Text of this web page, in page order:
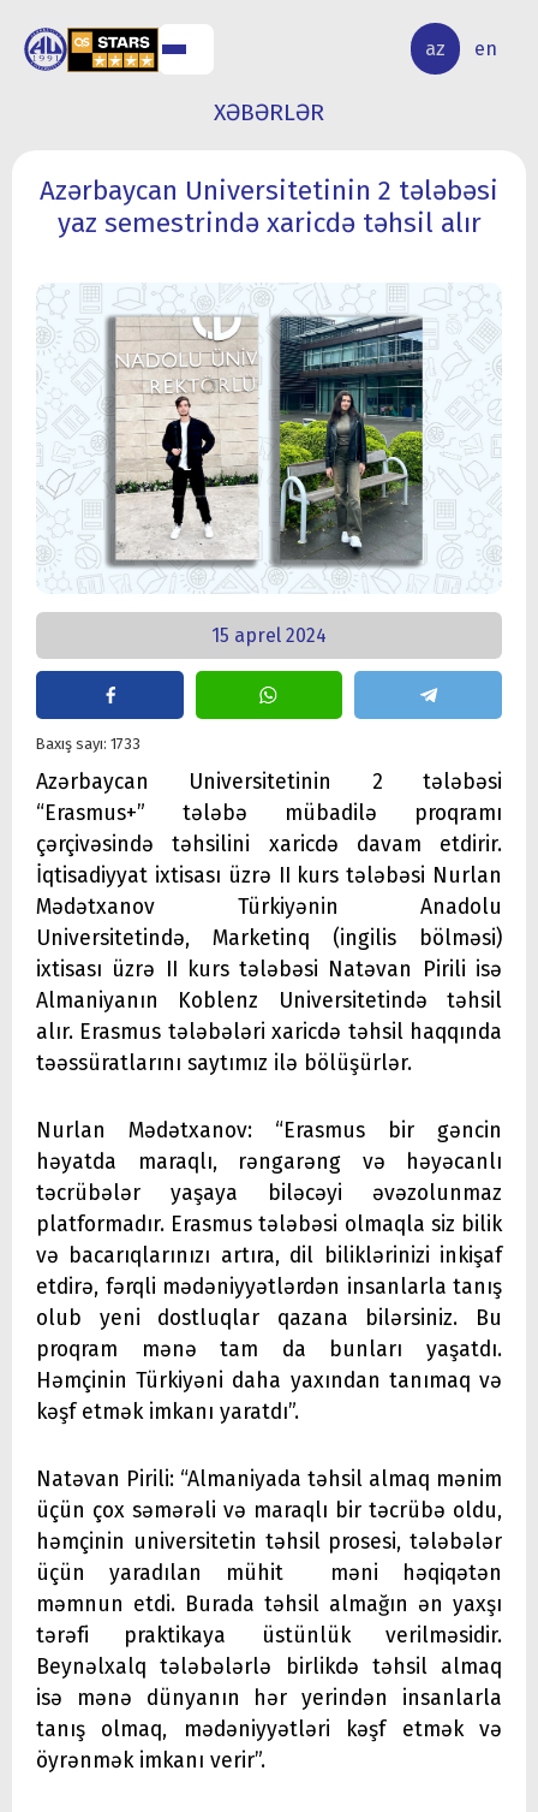
az en
ELMİ
TƏDQİQAT
XƏBƏRLƏR
Azərbaycan Universitetinin 2 tələbəsi
yaz semestrində xaricdə təhsil alır
15 aprel 2024
Baxış sayı: 1733
Azərbaycan Universitetinin 2 tələbəsi
“Erasmus+” tələbə mübadilə proqramı
çərçivəsində təhsilini xaricdə davam etdirir.
İqtisadiyyat ixtisası üzrə II kurs tələbəsi Nurlan
Mədətxanov Türkiyənin Anadolu
Universitetində, Marketinq (ingilis bölməsi)
ixtisası üzrə II kurs tələbəsi Natəvan Pirili isə
Almaniyanın Koblenz Universitetində təhsil
alır. Erasmus tələbələri xaricdə təhsil haqqında
təəssüratlarını saytımız ilə bölüşürlər.
Nurlan Mədətxanov: “Erasmus bir gəncin
həyatda maraqlı, rəngarəng və həyəcanlı
təcrübələr yaşaya biləcəyi əvəzolunmaz
platformadır. Erasmus tələbəsi olmaqla siz bilik
və bacarıqlarınızı artıra, dil biliklərinizi inkişaf
etdirə, fərqli mədəniyyətlərdən insanlarla tanış
olub yeni dostluqlar qazana bilərsiniz. Bu
proqram mənə tam da bunları yaşatdı.
Həmçinin Türkiyəni daha yaxından tanımaq və
kəşf etmək imkanı yaratdı”.
Natəvan Pirili: “Almaniyada təhsil almaq mənim
üçün çox səmərəli və maraqlı bir təcrübə oldu,
həmçinin universitetin təhsil prosesi, tələbələr
üçün yaradılan mühit məni həqiqətən
məmnun etdi. Burada təhsil almağın ən yaxşı
tərəfi praktikaya üstünlük verilməsidir.
Beynəlxalq tələbələrlə birlikdə təhsil almaq
isə mənə dünyanın hər yerindən insanlarla
tanış olmaq, mədəniyyətləri kəşf etmək və
öyrənmək imkanı verir”.